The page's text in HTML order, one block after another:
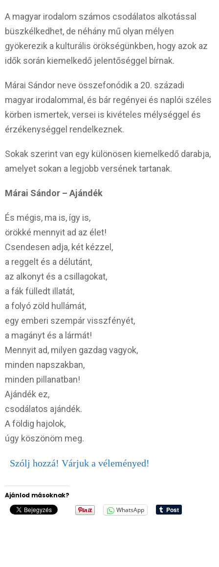
A magyar irodalom számos csodálatos alkotással
büszkélkedhet, de néhány mű olyan mélyen
gyökerezik a kulturális örökségünkben, hogy azok az
idők során kiemelkedő jelentőséggel bírnak.
Márai Sándor neve összefonódik a 20. századi
magyar irodalommal, és bár regényei és naplói széles
körben ismertek, versei is kivételes mélységgel és
érzékenységgel rendelkeznek.
Sokak szerint van egy különösen kiemelkedő darabja,
amelyet sokan a legjobb versének tartanak.
Márai Sándor – Ajándék
És mégis, ma is, így is,
örökké mennyit ad az élet!
Csendesen adja, két kézzel,
a reggelt és a délutánt,
az alkonyt és a csillagokat,
a fák fülledt illatát,
a folyó zöld hullámát,
egy emberi szempár visszfényét,
a magányt és a lármát!
Mennyit ad, milyen gazdag vagyok,
minden napszakban,
minden pillanatban!
Ajándék ez,
csodálatos ajándék.
A földig hajolok,
úgy köszönöm meg.
Szólj hozzá! Várjuk a véleményed!
Ajánlod másoknak?
WhatsApp